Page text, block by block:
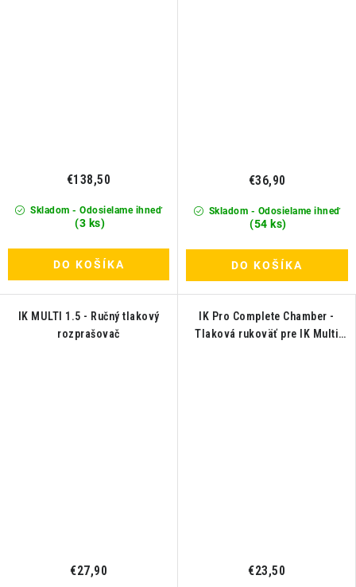
Skladom - Odosielame ihneď
(3 ks)
€138,50
DO KOŠÍKA
Skladom - Odosielame ihneď
(54 ks)
€36,90
DO KOŠÍKA
IK MULTI 1.5 - Ručný tlakový
rozprašovač
€27,90
IK Pro Complete Chamber -
Tlaková rukoväť pre IK Multi
€23,50